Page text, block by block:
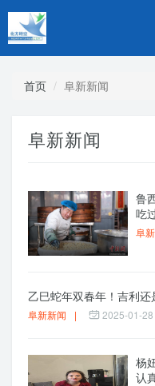
首页 阜新新闻
阜新新闻
鲁
吃
阜
乙巳蛇年双春年！吉利
阜新新闻 | 2025-01-28
杨
认